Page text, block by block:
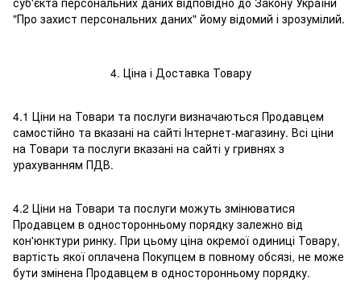
"Про захист персональних даних" йому відомий і зрозумілий.
4. Ціна і Доставка Товару
4.1 Ціни на Товари та послуги визначаються Продавцем
самостійно та вказані на сайті Інтернет-магазину. Всі ціни
на Товари та послуги вказані на сайті у гривнях з
урахуванням ПДВ.
4.2 Ціни на Товари та послуги можуть змінюватися
Продавцем в односторонньому порядку залежно від
кон'юнктури ринку. При цьому ціна окремої одиниці Товару,
вартість якої оплачена Покупцем в повному обсязі, не може
бути змінена Продавцем в односторонньому порядку.